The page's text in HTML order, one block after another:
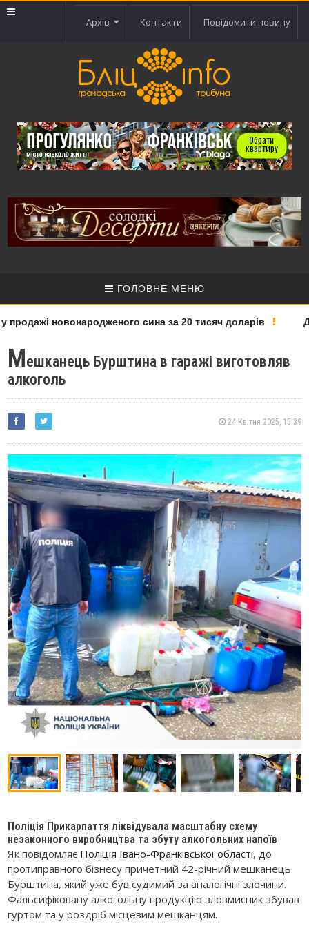
Архів Контакти Повідомити новину
ГОЛОВНЕ МЕНЮ
новонародженого сина за 20 тисяч доларів
Мешканець Бурштина в гаражі виготовляв
алкоголь
24 Квітня 2025, 15:39
Поліція Прикарпаття ліквідувала масштабну схему
незаконного виробництва та збуту алкогольних напоїв
Як повідомляє Поліція Івано-Франківської області, до
протиправного бізнесу причетний 42-річний мешканець
Бурштина, який уже був судимий за аналогічні злочини.
Фальсифіковану алкогольну продукцію зловмисник збував
гуртом та у роздріб місцевим мешканцям.